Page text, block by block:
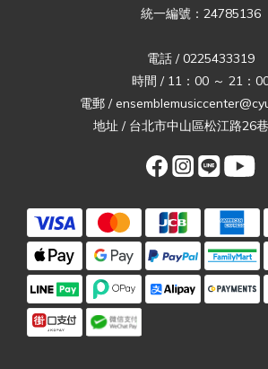
統一編號：24785136
電話 / 0225433319
時間 / 11：00 ～ 21：
電郵 /
地址 / 台北市中山區松江路26